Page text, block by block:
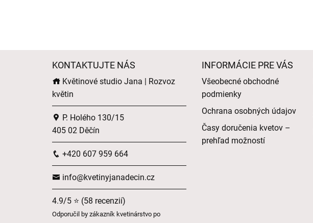
KONTAKTUJTE NÁS
Květinové studio Jana | Rozvoz
květin
P. Holého 130/15
405 02 Děčín
+420 607 959 664
info@kvetinyjanadecin.cz
4.9/5 ⭐ (58 recenzií)
Odporučil by zákazník kvetinárstvo po
INFORMÁCIE PRE VÁS
Všeobecné obchodné
podmienky
Ochrana osobných údajov
Časy doručenia kvetov –
prehľad možností